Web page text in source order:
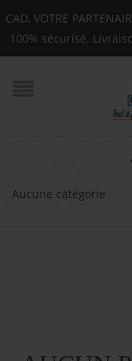
Livraison sur
Aucune catégorie
CAD, VOTRE
100% sécurisé.